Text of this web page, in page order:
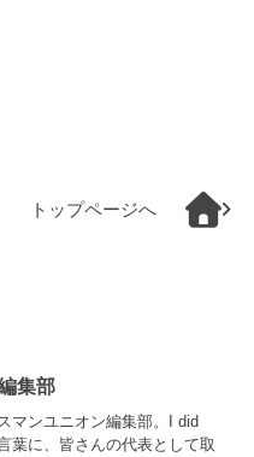
トップページへ
集部
マンユニオン編集部。I did
葉に、皆さんの代表として取